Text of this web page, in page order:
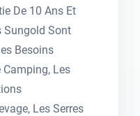
De 10 Ans Et
Sungold Sont
Besoins
Camping, Les
Les Serres